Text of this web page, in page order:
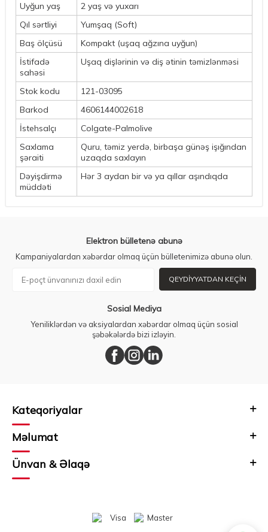
Uyğun yaş
2 yaş və yuxarı
Qıl sərtliyi
Yumşaq (Soft)
Baş ölçüsü
Kompakt (uşaq ağzına uyğun)
İstifadə
sahəsi
Uşaq dişlərinin və diş ətinin təmizlənməsi
Stok kodu
121-03095
Barkod
4606144002618
İstehsalçı
Colgate-Palmolive
Saxlama
şəraiti
Quru, təmiz yerdə, birbaşa günəş işığından
uzaqda saxlayın
Dəyişdirmə
müddəti
Hər 3 aydan bir və ya qıllar aşındıqda
Elektron bülletenə abunə
Kampaniyalardan xəbərdar olmaq üçün bülletenimizə abunə olun.
QEYDIYYATDAN KEÇIN
Sosial Mediya
Yeniliklərdən və aksiyalardan xəbərdar olmaq üçün sosial
şəbəkələrdə bizi izləyin.
Kateqoriyalar
Məlumat
Ünvan & Əlaqə